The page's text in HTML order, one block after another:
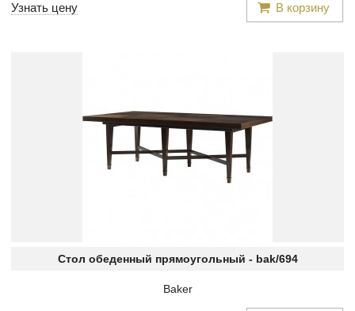
Узнать цену В корзину
Стол обеденный прямоугольный - bak/694
Baker